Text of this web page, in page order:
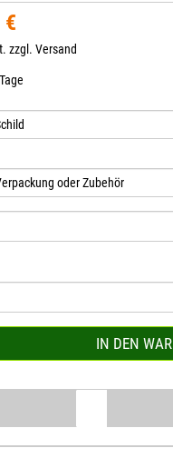
€
zzgl.Versand
IN DEN